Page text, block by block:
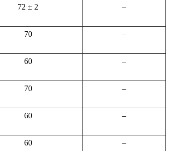
72 ± 2 –
70 –
60 –
70 –
60 –
60 –